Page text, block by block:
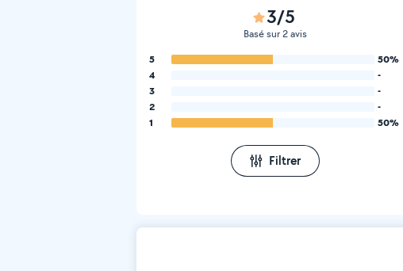
3/5
Basé sur 2 avis
5
50%
4
-
3
-
2
-
1
50%
Filtrer